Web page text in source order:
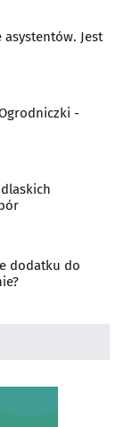
Jest
-
dodatku do